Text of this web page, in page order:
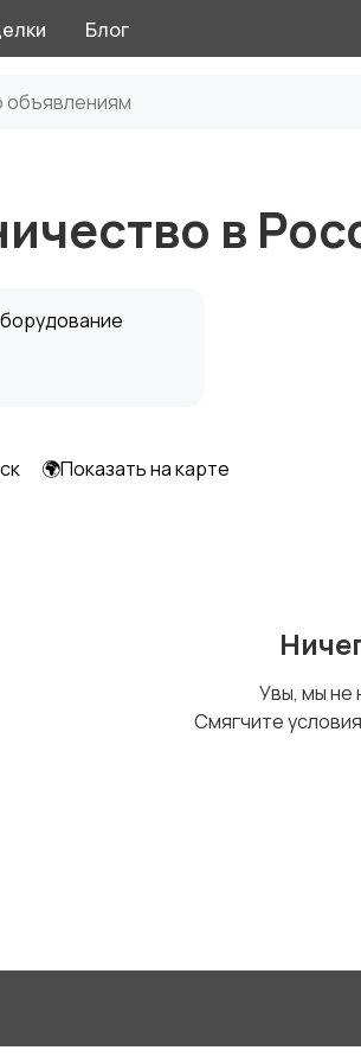
Блог
в
🌍Показать на карте
Увы, мы не
Смягчите